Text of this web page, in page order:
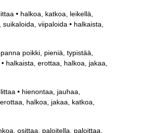
• halkoa, katkoa, leikellä,
viipaloida • halkaista,
poikki, pieniä, typistää,
halkaista, erottaa, halkoa, jakaa,
• hienontaa, jauhaa,
halkoa, jakaa, katkoa,
osittaa, paloitella, paloittaa,